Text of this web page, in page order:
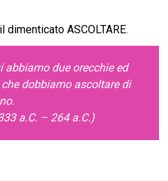
dimenticato ASCOLTARE.
abbiamo due orecchie ed
dobbiamo ascoltare di
a.C. – 264 a.C.)